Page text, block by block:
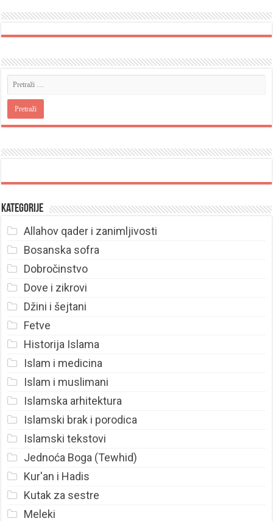
Kategorije
Allahov qader i zanimljivosti
Bosanska sofra
Dobročinstvo
Dove i zikrovi
Džini i šejtani
Fetve
Historija Islama
Islam i medicina
Islam i muslimani
Islamska arhitektura
Islamski brak i porodica
Islamski tekstovi
Jednoća Boga (Tewhid)
Kur'an i Hadis
Kutak za sestre
Meleki